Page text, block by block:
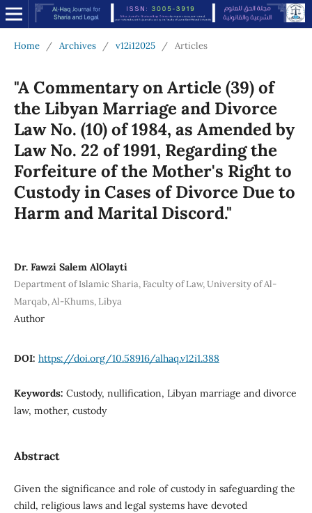
Home / Archives / v12i12025 / Articles
"A Commentary on Article (39) of
the Libyan Marriage and Divorce
Law No. (10) of 1984, as Amended by
Law No. 22 of 1991, Regarding the
Forfeiture of the Mother's Right to
Custody in Cases of Divorce Due to
Harm and Marital Discord."
Dr. Fawzi Salem AlOlayti
Department of Islamic Sharia, Faculty of Law, University of Al-
Marqab, Al-Khums, Libya
Author
DOI: https://doi.org/10.58916/alhaq.v12i1.388
Keywords: Custody, nullification, Libyan marriage and divorce
law, mother, custody
Abstract
Given the significance and role of custody in safeguarding the
child, religious laws and legal systems have devoted